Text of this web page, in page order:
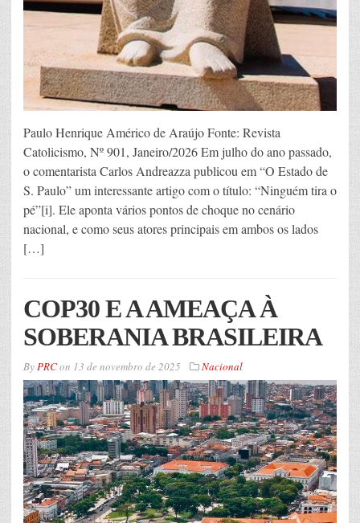
Paulo Henrique Américo de Araújo Fonte: Revista
Catolicismo, Nº 901, Janeiro/2026 Em julho do ano passado,
o comentarista Carlos Andreazza publicou em “O Estado de
S. Paulo” um interessante artigo com o título: “Ninguém tira o
pé”[i]. Ele aponta vários pontos de choque no cenário
nacional, e como seus atores principais em ambos os lados
[…]
COP30 E A AMEAÇA À
SOBERANIA BRASILEIRA
By PRCon 13 de novembro de 2025 Nacional